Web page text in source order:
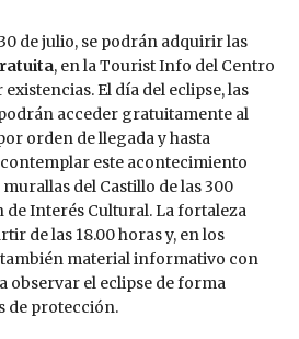
de julio, se podrán adquirir las
, en la Tourist Info del Centro
El día del eclipse, las
acceder gratuitamente al
orden de llegada y hasta
este acontecimiento
del Castillo de las 300
de Interés Cultural. La fortaleza
de las 18.00 horas y, en los
también material informativo con
observar el eclipse de forma
de protección.